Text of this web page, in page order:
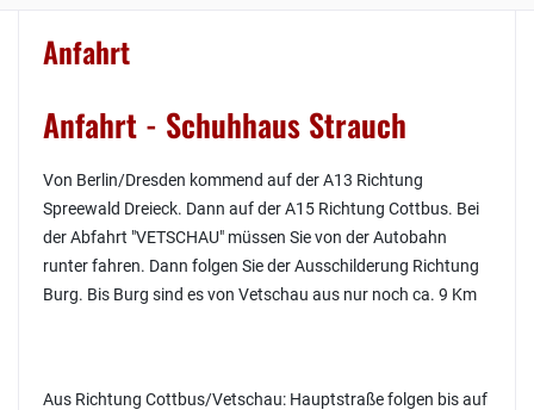
Anfahrt
Anfahrt - Schuhhaus Strauch
Von Berlin/Dresden kommend auf der A13 Richtung
Spreewald Dreieck. Dann auf der A15 Richtung Cottbus. Bei
der Abfahrt "VETSCHAU" müssen Sie von der Autobahn
runter fahren. Dann folgen Sie der Ausschilderung Richtung
Burg. Bis Burg sind es von Vetschau aus nur noch ca. 9 Km
Aus Richtung Cottbus/Vetschau: Hauptstraße folgen bis auf